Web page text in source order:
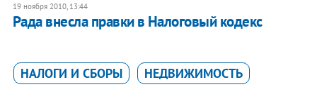
19 ноября 2010, 13:44
Рада внесла правки в Налоговый кодекс
НАЛОГИ И СБОРЫ
НЕДВИЖИМОСТЬ